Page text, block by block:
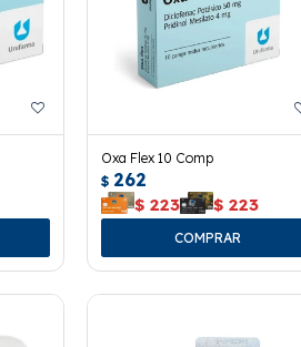
Oxa Flex 10 Comp
$ 262
$ 223 $ 223